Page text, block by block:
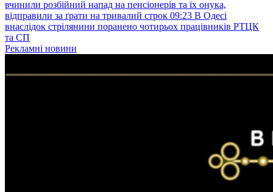
вчинили розбійний напад на пенсіонерів та їх онука,
відправили за ґрати на тривалий строк 09:23 В Одесі
внаслідок стрілянини поранено чотирьох працівників РТЦК
та СП
Рекламні новини